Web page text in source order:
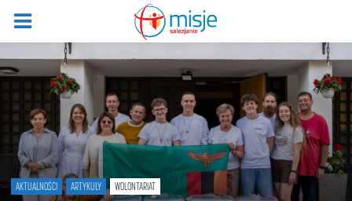
AKTUALNOŚCI ARTYKUŁY WOLONTARIAT